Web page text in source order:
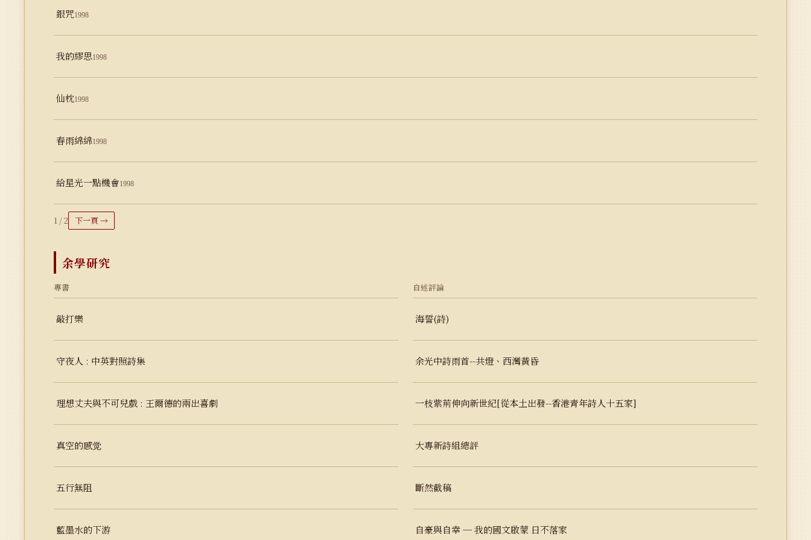
銀咒1998
我的繆思1998
仙枕1998
春雨綿綿1998
給星光一點機會1998
1 / 2 下一頁 →
余學研究
專書
敲打樂
守夜人 : 中英對照詩集
理想丈夫與不可兒戲 : 王爾德的兩出喜劇
真空的感觉
五行無阻
藍墨水的下游
自述評論
海誓(詩)
余光中詩雨首--共燈、西灣黃昏
一枝紫荊伸向新世紀[從本土出發--香港青年詩人十五家]
大專新詩組總評
斷然截稿
自豪與自幸 ─ 我的國文啟蒙 日不落家